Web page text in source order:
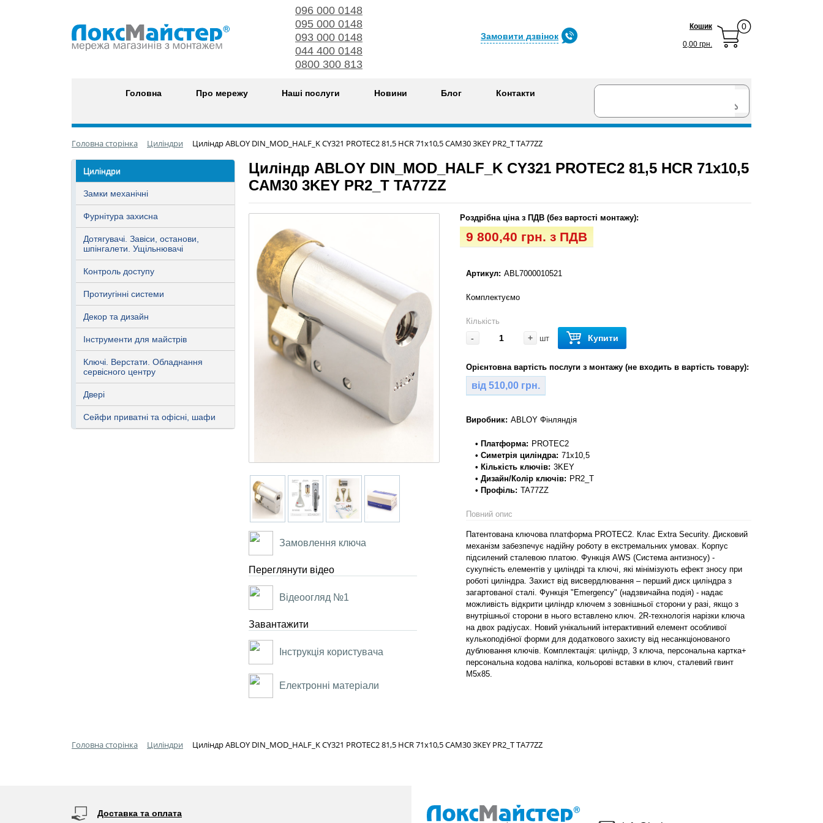
096 000 0148
095 000 0148
093 000 0148
044 400 0148
0800 300 813
Замовити дзвінок
Кошик
0,00 грн.
0
Головна Про мережу Наші послуги Новини Блог Контакти
Головна сторінка Циліндри Циліндр ABLOY DIN_MOD_HALF_K CY321 PROTEC2 81,5 HCR 71x10,5 CAM30 3KEY PR2_T TA77ZZ
Циліндр ABLOY DIN_MOD_HALF_K CY321 PROTEC2 81,5 HCR 71x10,5
CAM30 3KEY PR2_T TA77ZZ
Замовлення ключа
Переглянути відео
Відеоогляд №1
Завантажити
Інструкція користувача
Електронні матеріали
Роздрібна ціна з ПДВ (без вартості монтажу):
9 800,40 грн. з ПДВ
Артикул: ABL7000010521
Комплектуємо
Кількість
- + шт Купити
Орієнтовна вартість послуги з монтажу (не входить в вартість товару):
від 510,00 грн.
Виробник: ABLOY Фінляндія
• Платформа: PROTEC2
• Симетрія циліндра: 71x10,5
• Кількість ключів: 3KEY
• Дизайн/Колір ключів: PR2_T
• Профіль: TA77ZZ
Повний опис
Патентована ключова платформа PROTEC2. Клас Extra Security. Дисковий
механізм забезпечує надійну роботу в екстремальних умовах. Корпус
підсилений сталевою платою. Функція AWS (Система антизносу) -
сукупність елементів у циліндрі та ключі, які мінімізують ефект зносу при
роботі циліндра. Захист від висвердлювання – перший диск циліндра з
загартованої сталі. Функція "Emergency" (надзвичайна подія) - надає
можливість відкрити циліндр ключем з зовнішньої сторони у разі, якщо з
внутрішньої сторони в нього вставлено ключ. 2R-технологія нарізки ключа
на двох радіусах. Новий унікальний інтерактивний елемент особливої
кулькоподібної форми для додаткового захисту від несанкціонованого
дублювання ключів. Комплектація: циліндр, 3 ключа, персональна картка+
персональна кодова наліпка, кольорові вставки в ключ, сталевий гвинт
М5х85.
Циліндри
Замки механічні
Фурнітура захисна
Дотягувачі. Завіси, останови,
шпінгалети. Ущільнювачі
Контроль доступу
Протиугінні системи
Декор та дизайн
Інструменти для майстрів
Ключі. Верстати. Обладнання
сервісного центру
Двері
Сейфи приватні та офісні, шафи
Головна сторінка Циліндри Циліндр ABLOY DIN_MOD_HALF_K CY321 PROTEC2 81,5 HCR 71x10,5 CAM30 3KEY PR2_T TA77ZZ
Доставка та оплата